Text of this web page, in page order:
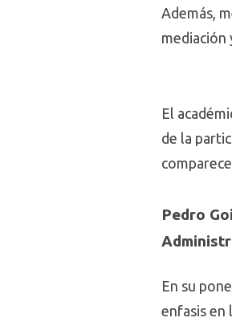
Además,
mediación
El
de la
Pedro
En su
enfasis en